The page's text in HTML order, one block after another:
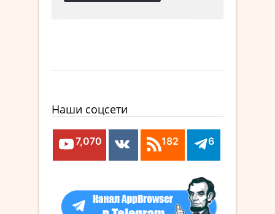
Наши соцсети
7,070 182 6